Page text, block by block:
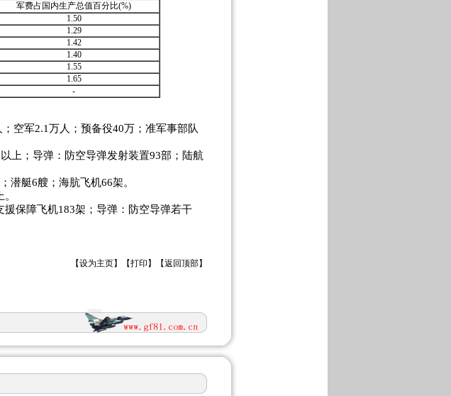
军费占国内生产总值百分比(%)
1.50
1.29
1.42
1.40
1.55
1.65
-
空军2.1万人；预备役40万；准军事部队
上；导弹：防空导弹发射装置93部；陆航
潜艇6艘；海肮飞机66架。
保障飞机183架；导弹：防空导弹若干
【设为主页】【打印 】【返回顶部】